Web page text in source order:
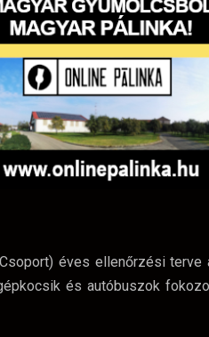
éves ellenőrzési terve
és autóbuszok